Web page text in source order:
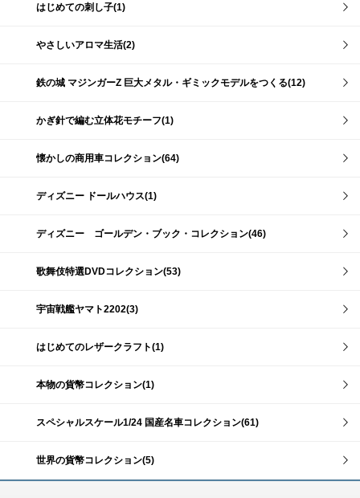
はじめての刺し子(1)
やさしいアロマ生活(2)
鉄の城 マジンガーZ 巨大メタル・ギミックモデルをつくる(12)
かぎ針で編む立体花モチーフ(1)
懐かしの商用車コレクション(64)
ディズニー ドールハウス(1)
ディズニー ゴールデン・ブック・コレクション(46)
歌舞伎特選DVDコレクション(53)
宇宙戦艦ヤマト2202(3)
はじめてのレザークラフト(1)
本物の貨幣コレクション(1)
スペシャルスケール1/24 国産名車コレクション(61)
世界の貨幣コレクション(5)